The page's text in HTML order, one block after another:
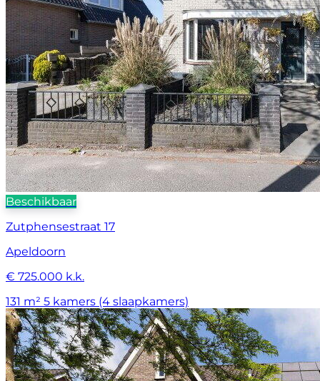
Beschikbaar
Zutphensestraat 17
Apeldoorn
€ 725.000 k.k.
131 m² 5 kamers (4 slaapkamers)